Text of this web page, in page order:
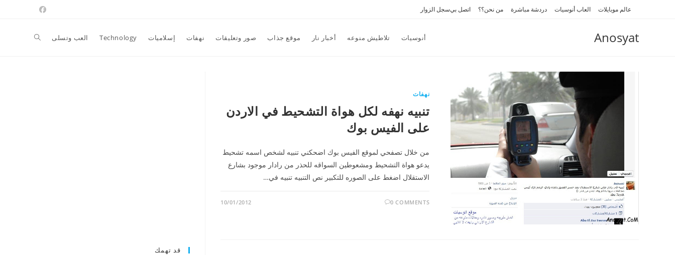
عالم موبايلات العاب أنوسيات دردشة مباشرة من نحن؟؟ اتصل بيسجل الزوار
Anosyat أنوسيات تلاطيش منوعه أخبار نار موقع جذاب صور وتعليقات نهفات إسلاميات Technology العب وتسلى Toggle
نهفات
تنبيه نهفه لكل هواة التشحيط في الاردن
على الفيس بوك
من خلال تصفحي لموقع الفيس بوك اضحكني تنبيه لشخص اسمه تشحيط
يدعو هواة التشحيط ومشعوطين السواقه للحذر من رادار موجود بشارع
الاستقلال اضغط على الصوره للتكبير نص التنبيه تنبيه في…
0 COMMENTS
10/01/2012
قد تهمك